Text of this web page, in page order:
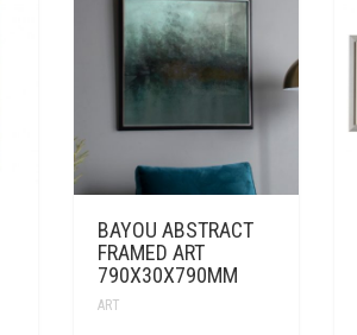
BAYOU ABSTRACT
FRAMED ART
790X30X790MM
ART